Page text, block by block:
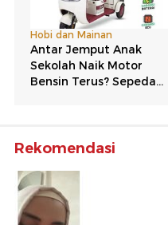
Rekomendasi